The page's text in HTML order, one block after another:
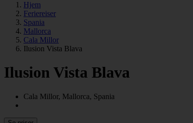
Hjem
Feriereiser
Spania
Mallorca
Cala Millor
Ilusion Vista Blava
Ilusion Vista Blava
Cala Millor, Mallorca, Spania